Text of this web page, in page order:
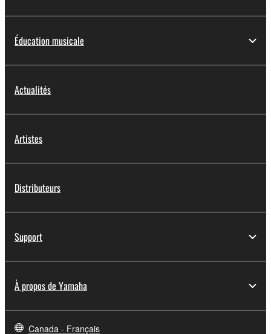
Éducation musicale
Actualités
Artistes
Distributeurs
Support
À propos de Yamaha
Canada - Français